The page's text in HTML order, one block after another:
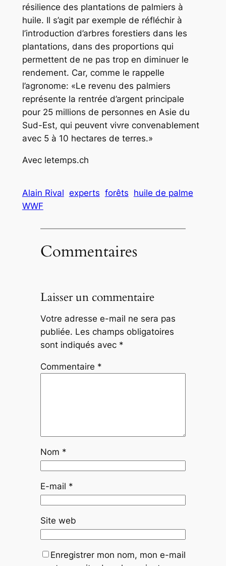
résilience des plantations de palmiers à
huile. Il s’agit par exemple de réfléchir à
l’introduction d’arbres forestiers dans les
plantations, dans des proportions qui
permettent de ne pas trop en diminuer le
rendement. Car, comme le rappelle
l’agronome: «Le revenu des palmiers
représente la rentrée d’argent principale
pour 25 millions de personnes en Asie du
Sud-Est, qui peuvent vivre convenablement
avec 5 à 10 hectares de terres.»
Avec letemps.ch
Alain Rival experts forêts huile de palme
WWF
Commentaires
Laisser un commentaire
Votre adresse e-mail ne sera pas
publiée. Les champs obligatoires
sont indiqués avec *
Commentaire *
Nom *
E-mail *
Site web
Enregistrer mon nom, mon e-mail